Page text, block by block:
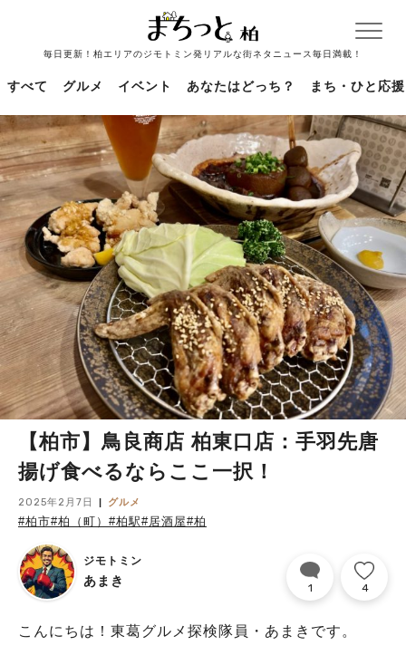
毎日更新！柏エリアのジモトミン発リアルな街ネタニュース毎日満載！
すべて グルメ イベント あなたはどっち？ まち・ひと応援
【柏市】鳥良商店 柏東口店：手羽先唐
揚げ食べるならここ一択！
2025年2月7日 グルメ
#柏市#柏（町） #柏駅#居酒屋#柏
ジモトミン
あまき 1 4
こんにちは！東葛グルメ探検隊員・あまきです。